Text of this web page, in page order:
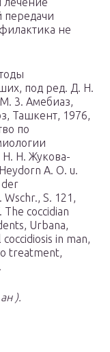
передачи
не
под ред. Д. Н.
3. Амебиаз,
Ташкент, 1976,
по
Н. Жукова-
А. О. u.
der
S. 121,
The coccidian
Urbana,
in man,
treatment,
).